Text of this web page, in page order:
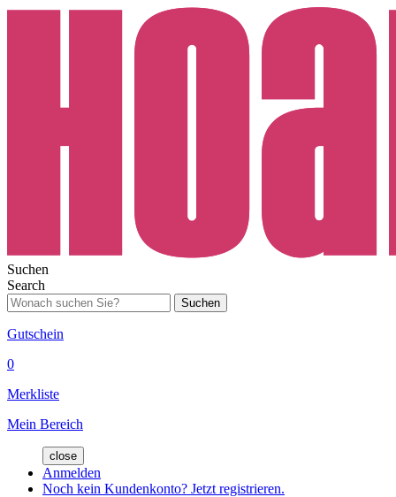
Suchen
Search
Suchen
Gutschein
0
Merkliste
Mein Bereich
close
Anmelden
Noch kein Kundenkonto? Jetzt registrieren.